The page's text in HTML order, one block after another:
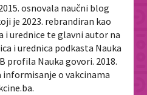
osnovala naučni blog
je 2023. rebrandiran kao
i urednice te glavni autor na
i urednica podkasta Nauka
profila Nauka govori. 2018.
informisanje o vakcinama